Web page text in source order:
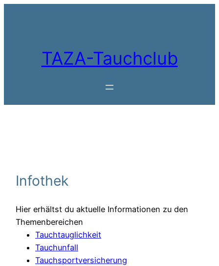
TAZA-Tauchclub
Infothek
Hier erhältst du aktuelle Informationen zu den
Themenbereichen
Tauchtauglichkeit
Tauchunfall
Tauchsportversicherung